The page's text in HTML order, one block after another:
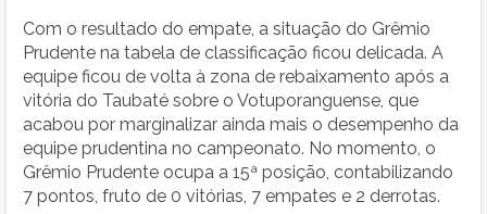
Com o resultado do empate, a situação do Grêmio
Prudente na tabela de classificação ficou delicada. A
equipe ficou de volta à zona de rebaixamento após a
vitória do Taubaté sobre o Votuporanguense, que
acabou por marginalizar ainda mais o desempenho da
equipe prudentina no campeonato. No momento, o
Grêmio Prudente ocupa a 15ª posição, contabilizando
7 pontos, fruto de 0 vitórias, 7 empates e 2 derrotas.